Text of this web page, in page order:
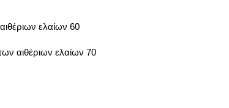
ελαίων 60
αιθέριων ελαίων 70